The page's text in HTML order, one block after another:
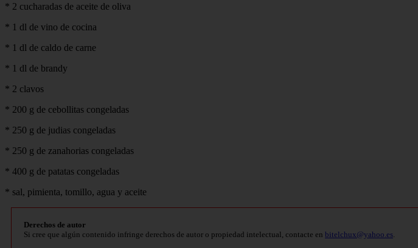
* 2 cucharadas de aceite de oliva
* 1 dl de vino de cocina
* 1 dl de caldo de carne
* 1 dl de brandy
* 2 clavos
* 200 g de cebollitas congeladas
* 250 g de judias congeladas
* 250 g de zanahorias congeladas
* 400 g de patatas congeladas
* sal, pimienta, tomillo, agua y aceite
Derechos de autor
Si cree que algún contenido infringe derechos de autor o propiedad intelectual, contacte en bitelchux@yahoo.es